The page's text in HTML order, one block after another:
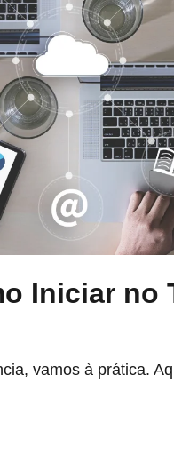
Iniciar no
vamos à prática.